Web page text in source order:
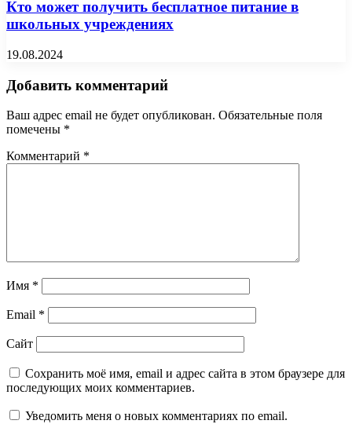
Кто может получить бесплатное питание в
школьных учреждениях
19.08.2024
Добавить комментарий
Ваш адрес email не будет опубликован. Обязательные поля
помечены *
Комментарий *
Имя *
Email *
Сайт
Сохранить моё имя, email и адрес сайта в этом браузере для
последующих моих комментариев.
Уведомить меня о новых комментариях по email.